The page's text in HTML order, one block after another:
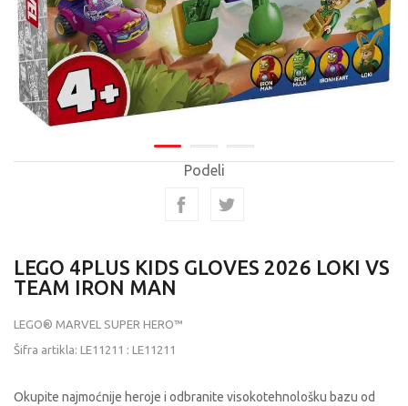
Podeli
LEGO 4PLUS KIDS GLOVES 2026 LOKI VS
TEAM IRON MAN
LEGO® MARVEL SUPER HERO™
Šifra artikla: LE11211 : LE11211
Okupite najmoćnije heroje i odbranite visokotehnološku bazu od